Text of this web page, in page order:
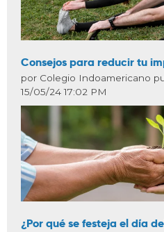
Consejos para reducir tu
por Colegio Indoamericano
15/05/24 17:02 PM
¿Por qué se festeja el día